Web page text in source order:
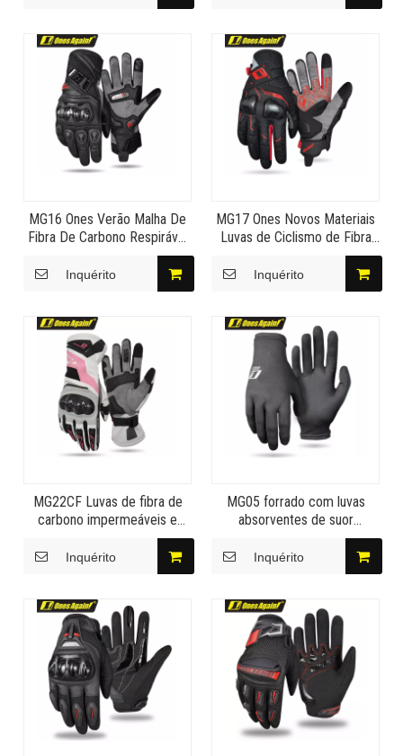
MG16 Ones Verão Malha De
Fibra De Carbono Respirável
Luvas De Viagem Para
Motocicleta The Devil
Inquérito
MG17 Ones Novos Materiais
Luvas de Ciclismo de Fibra
de Carbono Ventiladas de
Malha Grande Armadura de
Inquérito
MG22CF Luvas de fibra de
carbono impermeáveis ​​e
quentes para estrada
Equipamento de equitação
para motocicleta Regin
Inquérito
MG05 forrado com luvas
absorventes de suor
combinando com luvas de
couro impermeáveis
Inquérito